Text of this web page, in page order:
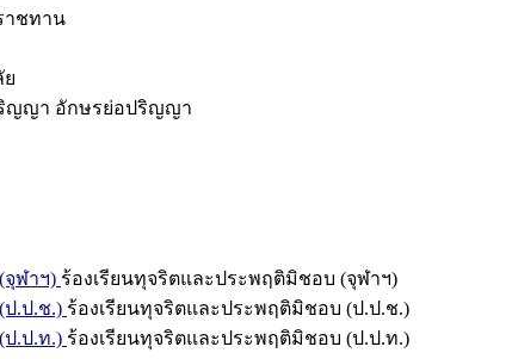
าชทาน
ย
ญญา อักษรย่อปริญญา
ฬาฯ) ร้องเรียนทุจริตและประพฤติมิชอบ (จุฬาฯ)
ป.ป.ช.) ร้องเรียนทุจริตและประพฤติมิชอบ (ป.ป.ช.)
ป.ป.ท.) ร้องเรียนทุจริตและประพฤติมิชอบ (ป.ป.ท.)